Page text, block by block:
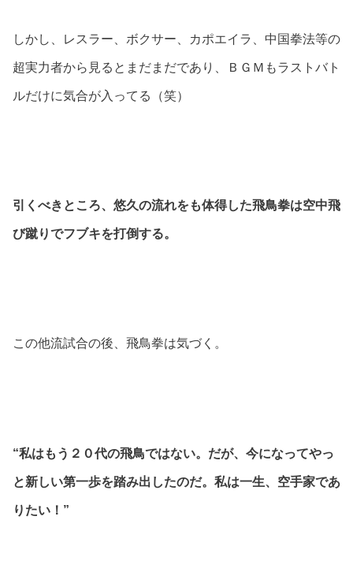
しかし、レスラー、ボクサー、カポエイラ、中国拳法等の
超実力者から見るとまだまだであり、ＢＧＭもラストバト
ルだけに気合が入ってる（笑）
引くべきところ、悠久の流れをも体得した飛鳥拳は空中飛
び蹴りでフブキを打倒する。
この他流試合の後、飛鳥拳は気づく。
“私はもう２０代の飛鳥ではない。だが、今になってやっ
と新しい第一歩を踏み出したのだ。私は一生、空手家であ
りたい！”